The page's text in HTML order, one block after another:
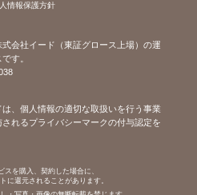
情報保護方針
式会社イード（東証グロース上場）の運
す。
、個人情報の適切な取扱いを行う事業
れるプライバシーマークの付与認定を
スを購入、契約した場合に、
に還元されることがあります。